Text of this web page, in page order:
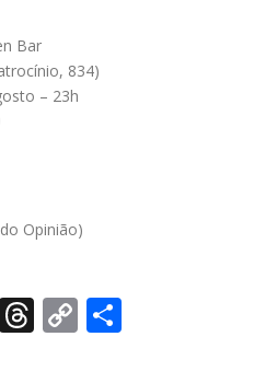
Bar
834)
– 23h
Opinião)
Facebook
Threads
Copy